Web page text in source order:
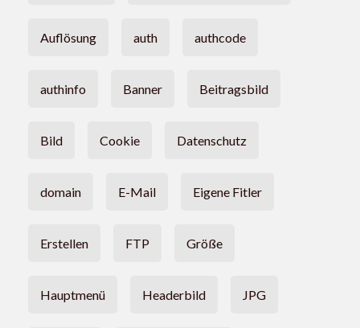
Auflösung auth authcode
authinfo Banner Beitragsbild
Bild Cookie Datenschutz
domain E-Mail Eigene Fitler
Erstellen FTP Größe
Hauptmenü Headerbild JPG